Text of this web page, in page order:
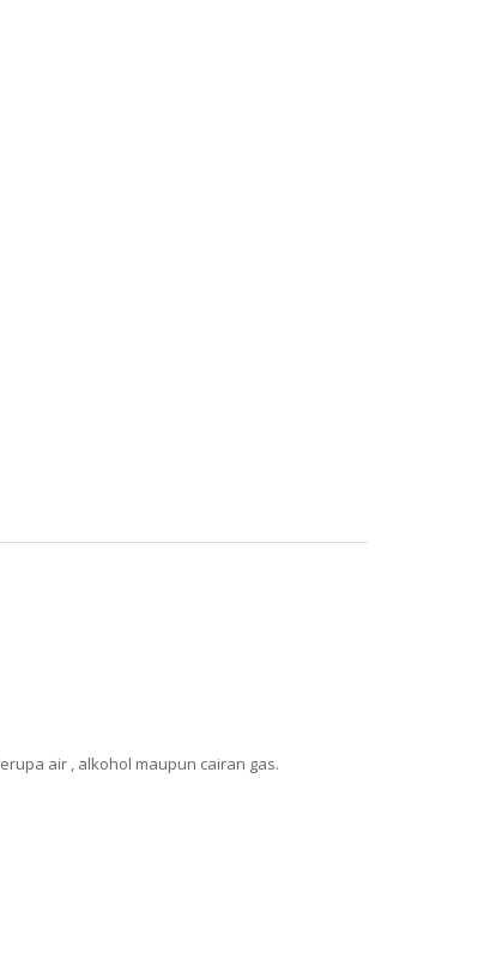
air , alkohol maupun cairan gas.